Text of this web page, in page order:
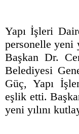
Yapı İşleri
personelle yeni
Başkan Dr.
Belediyesi
Güç, Yapı
eşlik etti.
yeni yılını